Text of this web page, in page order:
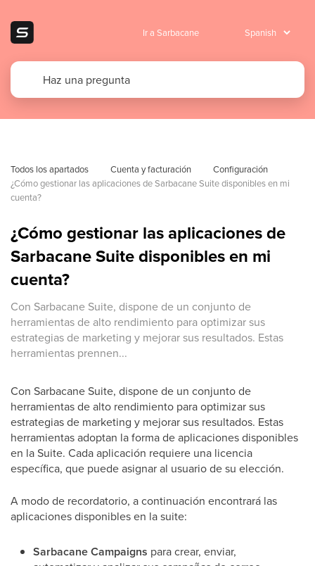
Ir a Sarbacane
Todos los apartados Cuenta y facturación
Configuración
¿Cómo gestionar las aplicaciones de Sarbacane Suite disponibles en mi
cuenta?
¿Cómo gestionar las aplicaciones de
Sarbacane Suite disponibles en mi
cuenta?
Con Sarbacane Suite, dispone de un conjunto de
herramientas de alto rendimiento para optimizar sus
estrategias de marketing y mejorar sus resultados. Estas
herramientas prennen...
Con Sarbacane Suite, dispone de un conjunto de
herramientas de alto rendimiento para optimizar sus
estrategias de marketing y mejorar sus resultados. Estas
herramientas adoptan la forma de aplicaciones disponibles
en la Suite. Cada aplicación requiere una licencia
específica, que puede asignar al usuario de su elección.
A modo de recordatorio, a continuación encontrará las
aplicaciones disponibles en la suite:
Sarbacane Campaigns para crear, enviar,